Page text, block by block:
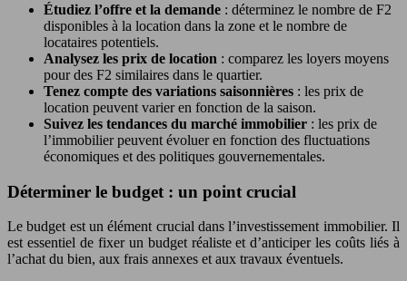
Étudiez l’offre et la demande : déterminez le nombre de F2
disponibles à la location dans la zone et le nombre de
locataires potentiels.
Analysez les prix de location : comparez les loyers moyens
pour des F2 similaires dans le quartier.
Tenez compte des variations saisonnières : les prix de
location peuvent varier en fonction de la saison.
Suivez les tendances du marché immobilier : les prix de
l’immobilier peuvent évoluer en fonction des fluctuations
économiques et des politiques gouvernementales.
Déterminer le budget : un point crucial
Le budget est un élément crucial dans l’investissement immobilier. Il
est essentiel de fixer un budget réaliste et d’anticiper les coûts liés à
l’achat du bien, aux frais annexes et aux travaux éventuels.